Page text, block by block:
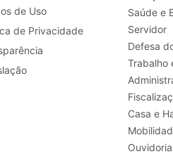
de Uso
de Privacidade
Saúde e
Servidor
Defesa
Casa e
Ouvidoria